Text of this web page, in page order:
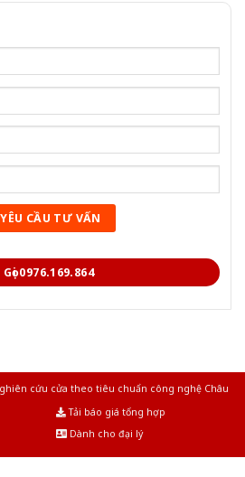
Gọi 0976.169.864
cứu cửa theo tiêu chuẩn công nghệ Châu
Tải báo giá tổng hợp
Dành cho đại lý